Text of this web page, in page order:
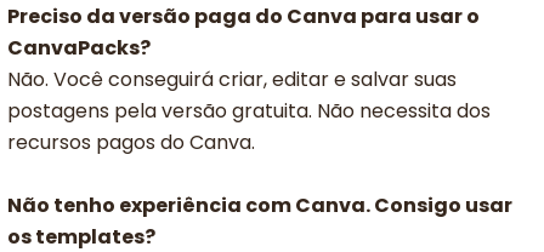
Preciso da versão paga do Canva para usar o
CanvaPacks?
Não. Você conseguirá criar, editar e salvar suas
postagens pela versão gratuita. Não necessita dos
recursos pagos do Canva.
Não tenho experiência com Canva. Consigo usar
os templates?